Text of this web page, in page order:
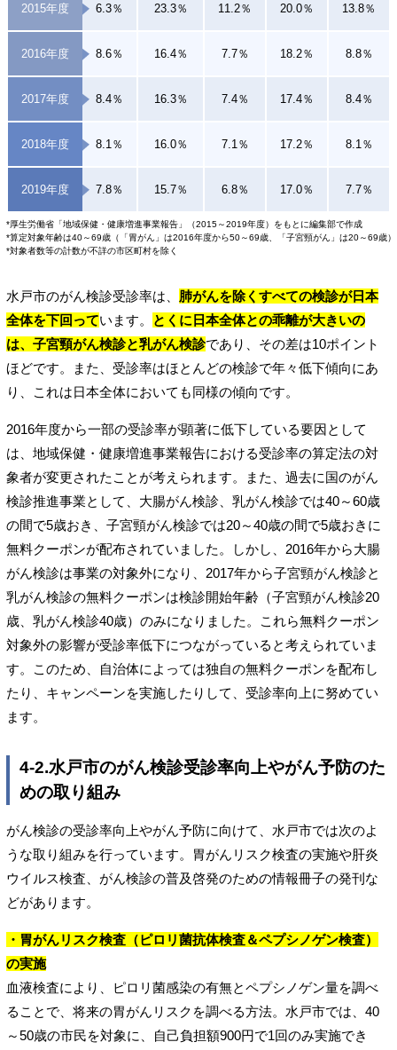
2015年度 6.3％ 23.3％ 11.2％ 20.0％ 13.8％
2016年度 8.6％ 16.4％ 7.7％ 18.2％ 8.8％
2017年度 8.4％ 16.3％ 7.4％ 17.4％ 8.4％
2018年度 8.1％ 16.0％ 7.1％ 17.2％ 8.1％
2019年度 7.8％ 15.7％ 6.8％ 17.0％ 7.7％
*厚生労働省「地域保健・健康増進事業報告」（2015～2019年度）をもとに編集部で作成
*算定対象年齢は40～69歳（「胃がん」は2016年度から50～69歳、「子宮頸がん」は20～69歳）
*対象者数等の計数が不詳の市区町村を除く
水戸市のがん検診受診率は、 肺がんを除くすべての検診が日本
全体を下回っています。
とくに日本全体との乖離が大きいの
は、子宮頸がん検診と乳がん検診であり、その差は10ポイント
ほどです。また、受診率はほとんどの検診で年々低下傾向にあ
り、これは日本全体においても同様の傾向です。
2016年度から一部の受診率が顕著に低下している要因として
は、地域保健・健康増進事業報告における受診率の算定法の対
象者が変更されたことが考えられます。また、過去に国のがん
検診推進事業として、大腸がん検診、乳がん検診では40～60歳
の間で5歳おき、子宮頸がん検診では20～40歳の間で5歳おきに
無料クーポンが配布されていました。しかし、2016年から大腸
がん検診は事業の対象外になり、2017年から子宮頸がん検診と
乳がん検診の無料クーポンは検診開始年齢（子宮頸がん検診20
歳、乳がん検診40歳）のみになりました。これら無料クーポン
対象外の影響が受診率低下につながっていると考えられていま
す。このため、自治体によっては独自の無料クーポンを配布し
たり、キャンペーンを実施したりして、受診率向上に努めてい
ます。
4-2.水戸市のがん検診受診率向上やがん予防のた
めの取り組み
がん検診の受診率向上やがん予防に向けて、水戸市では次のよ
うな取り組みを行っています。胃がんリスク検査の実施や肝炎
ウイルス検査、がん検診の普及啓発のための情報冊子の発刊な
どがあります。
・胃がんリスク検査（ピロリ菌抗体検査＆ペプシノゲン検査）
の実施
血液検査により、ピロリ菌感染の有無とペプシノゲン量を調べ
ることで、将来の胃がんリスクを調べる方法。水戸市では、40
～50歳の市民を対象に、自己負担額900円で1回のみ実施でき